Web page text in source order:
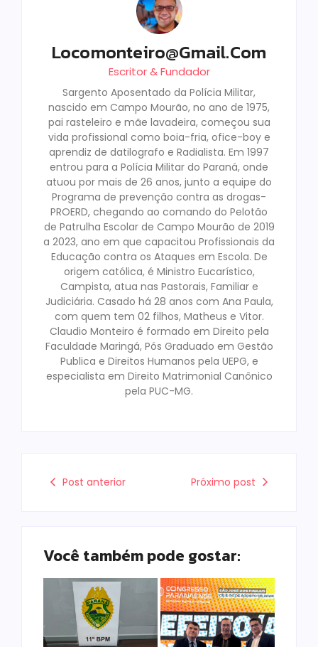
Locomonteiro@gmail.com
Escritor & Fundador
Sargento Aposentado da Polícia Militar,
nascido em Campo Mourão, no ano de 1975,
pai rasteleiro e mãe lavadeira, começou sua
vida profissional como boia-fria, ofice-boy e
aprendiz de datilografo e Radialista. Em 1997
entrou para a Polícia Militar do Paraná, onde
atuou por mais de 26 anos, junto a equipe do
Programa de prevenção contra as drogas-
PROERD, chegando ao comando do Pelotão
de Patrulha Escolar de Campo Mourão de 2019
a 2023, ano em que capacitou Profissionais da
Educação contra os Ataques em Escola. De
origem católica, é Ministro Eucarístico,
Campista, atua nas Pastorais, Familiar e
Judiciária. Casado há 28 anos com Ana Paula,
com quem tem 02 filhos, Matheus e Vitor.
Claudio Monteiro é formado em Direito pela
Faculdade Maringá, Pós Graduado em Gestão
Publica e Direitos Humanos pela UEPG, e
especialista em Direito Matrimonial Canônico
pela PUC-MG.
Post anterior Próximo post
Você também pode gostar: